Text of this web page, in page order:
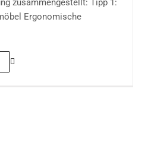
zusammengestellt: Tipp 1:
Ergonomische